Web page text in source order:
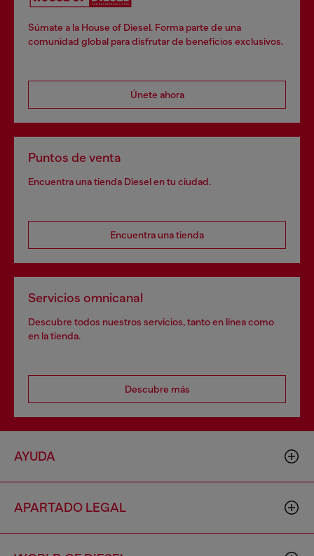
Súmate a la House of Diesel. Forma parte de una
comunidad global para disfrutar de beneficios exclusivos.
Únete ahora
Puntos de venta
Encuentra una tienda Diesel en tu ciudad.
Encuentra una tienda
Servicios omnicanal
Descubre todos nuestros servicios, tanto en línea como
en la tienda.
Descubre más
AYUDA
APARTADO LEGAL